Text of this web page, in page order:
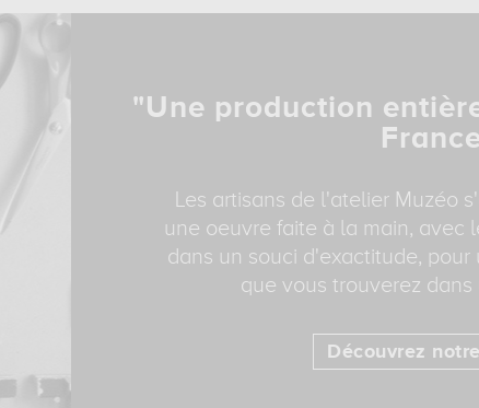
"Une production
Les artisans de l'atelier Muzéo
une oeuvre faite à la main, avec
dans un souci d'exactitude,
que vous trouverez
Découvrez